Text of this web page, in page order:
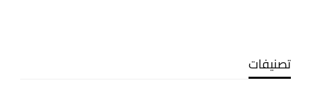
تصنيفات